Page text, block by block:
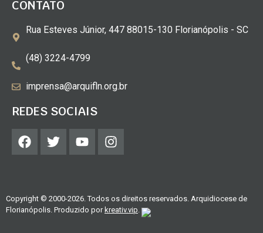
CONTATO
Rua Esteves Júnior, 447 88015-130 Florianópolis - SC
(48) 3224-4799
imprensa@arquifln.org.br
REDES SOCIAIS
Copyright © 2000-2026. Todos os direitos reservados. Arquidiocese de
Florianópolis. Produzido por kreativ.vip.